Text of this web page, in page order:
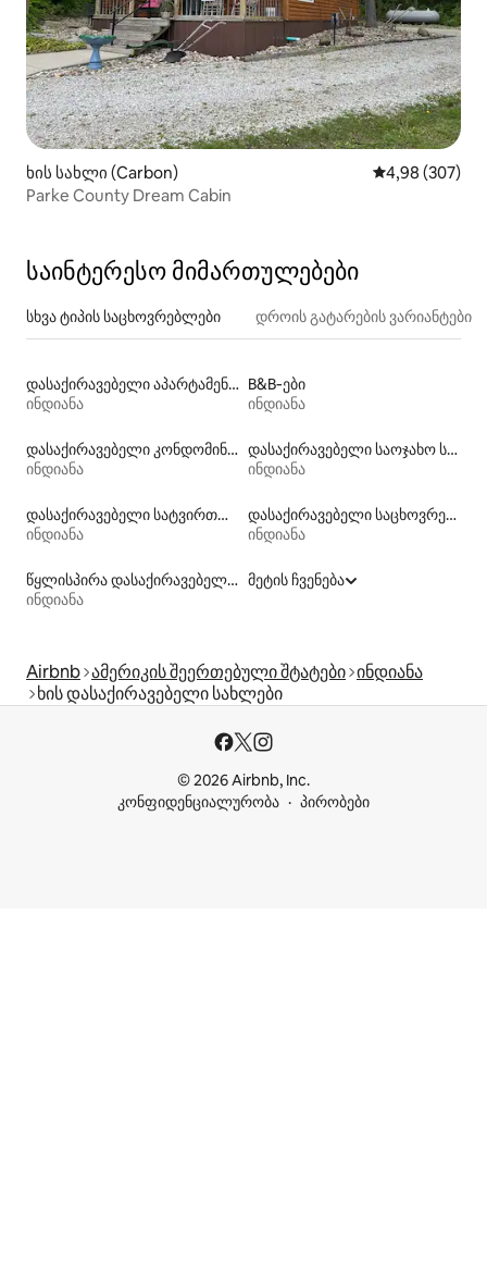
ხის სახლი (Carbon) საშუალო
4,98 (307)
Parke County Dream Cabin
საინტერესო მიმართულებები
სხვა ტიპის საცხოვრებლები დროის გატარების ვარიანტები
დასაქირავებელი აპარტამენტები
ინდიანა
B&B‑ები
ინდიანა
დასაქირავებელი კონდომინიუმები
ინდიანა
დასაქირავებელი საოჯახო სასტუმროები
ინდიანა
დასაქირავებელი სატვირთო კონტეინერები
ინდიანა
დასაქირავებელი საცხოვრებლები საუნით
ინდიანა
წყლისპირა დასაქირავებელი საცხოვრებლები
ინდიანა
მეტის ჩვენება
Airbnb ამერიკის შეერთებული შტატები ინდიანა
ხის დასაქირავებელი სახლები
© 2026 Airbnb, Inc.
კონფიდენციალურობა
პირობები